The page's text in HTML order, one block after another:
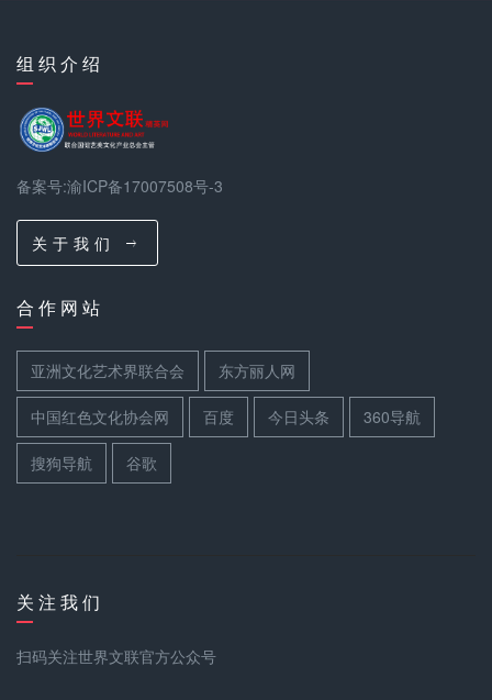
组 织 介 绍
备案号:渝ICP备17007508号-3
关 于 我 们
合 作 网 站
亚洲文化艺术界联合会 东方丽人网
中国红色文化协会网 百度 今日头条 360导航
搜狗导航 谷歌
关 注 我 们
扫码关注世界文联官方公众号